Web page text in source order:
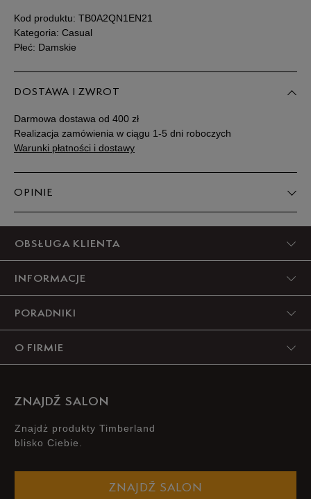
Kod produktu: TB0A2QN1EN21
Kategoria: Casual
Płeć: Damskie
DOSTAWA I ZWROT
Darmowa dostawa od 400 zł
Realizacja zamówienia w ciągu 1-5 dni roboczych
Warunki płatności i dostawy
OPINIE
5
4
3
2
OBSŁUGA KLIENTA
INFORMACJE
PORADNIKI
O FIRMIE
ZNAJDŹ SALON
Znajdż produkty Timberland
blisko Ciebie.
ZNAJDŹ SALON